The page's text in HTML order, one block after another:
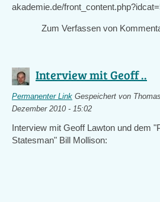
akademie.de/
Zum Verfassen von
Interview mit Geoff ..
Permanenter Link Gespeichert von
Dezember 2010 - 15:02
Interview mit Geoff Lawton und dem
Statesman" Bill Mollison: